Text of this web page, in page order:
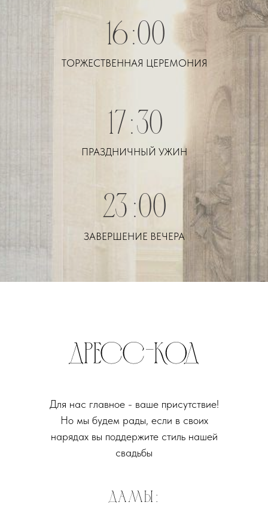
17:30
ПРАЗДНИЧНЫЙ УЖИН
ТОРЖЕСТВЕННАЯ ЦЕРЕМОНИЯ
16:00
ЗАВЕРШЕНИЕ ВЕЧЕРА
23:00
Для нас главное - ваше присутствие!
Но мы будем рады, если в своих
нарядах вы поддержите стиль нашей
свадьбы
дамы: